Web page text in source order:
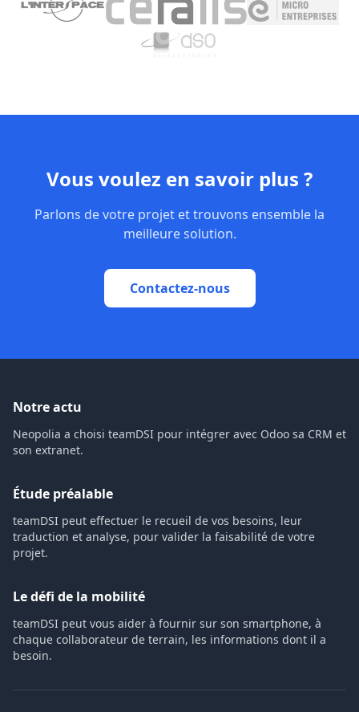
Vous voulez en savoir plus ?
Parlons de votre projet et trouvons ensemble la
meilleure solution.
Contactez-nous
Notre actu
Neopolia a choisi teamDSI pour intégrer avec Odoo sa CRM et
son extranet.
Étude préalable
teamDSI peut effectuer le recueil de vos besoins, leur
traduction et analyse, pour valider la faisabilité de votre
projet.
Le défi de la mobilité
teamDSI peut vous aider à fournir sur son smartphone, à
chaque collaborateur de terrain, les informations dont il a
besoin.